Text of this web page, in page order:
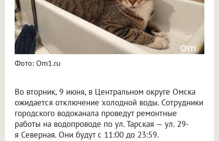
Фото: Om1.ru
Во вторник, 9 июня, в Центральном округе Омска
ожидается отключение холодной воды. Сотрудники
городского водоканала проведут ремонтные
работы на водопроводе по ул. Тарская — ул. 29-
я Северная. Они будут с 11:00 до 23:59.